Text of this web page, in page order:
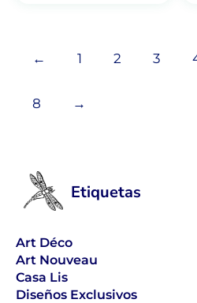
← 1 2 3
8 →
Etiquetas
Art Déco
Art Nouveau
Casa Lis
Diseños Exclusivos